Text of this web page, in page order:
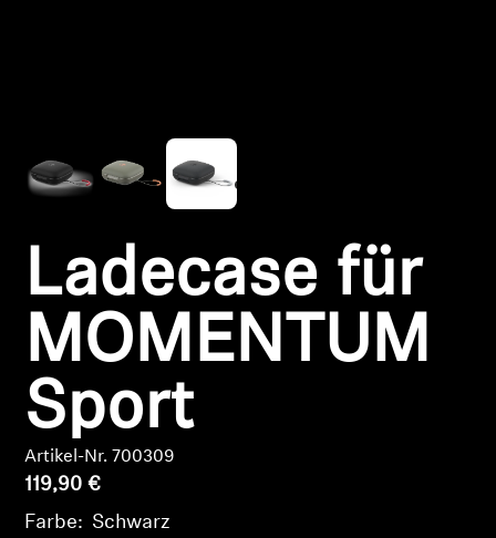
Hearing
TV-Kopfhörer
Ressourcen zum Thema Hören
Original-Hörteile & Zubehör
Soundbars
Ladecase für
MOMENTUM
Sport
Artikel-Nr. 700309
119,90 €
Farbe: Schwarz